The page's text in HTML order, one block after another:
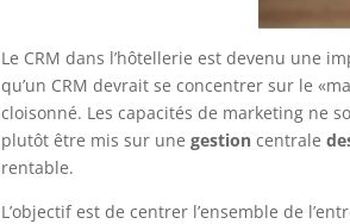
Le CRM dans l’hôtellerie est devenu une
qu’un CRM devrait se concentrer sur le
cloisonné. Les capacités de marketing ne
plutôt être mis sur une gestion centrale
rentable.
L’objectif est de centrer l’ensemble de